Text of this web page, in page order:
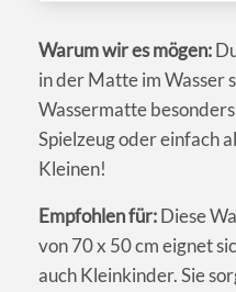
Warum wir es mögen:
in der Matte im Wasser
Wassermatte
Spielzeug oder einfach
Kleinen!
Empfohlen für:Diese
von 70 x 50 cm eignet
auch Kleinkinder. Sie